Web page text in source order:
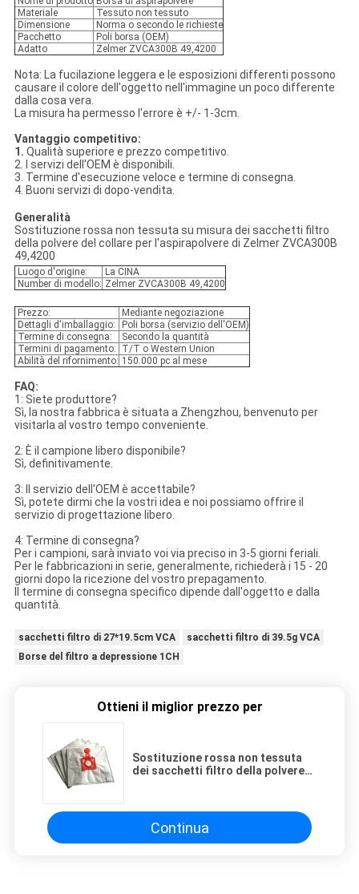
Materiale
Tessuto non tessuto
Dimensione
Norma o secondo le richieste
Pacchetto
Poli borsa (OEM)
Adatto
Zelmer ZVCA300B 49,4200
Nota: La fucilazione leggera e le esposizioni differenti possono
causare il colore dell'oggetto nell'immagine un poco differente
dalla cosa vera.
La misura ha permesso l'errore è +/- 1-3cm.
Vantaggio competitivo:
1. Qualità superiore e prezzo competitivo.
2. I servizi dell'OEM è disponibili.
3. Termine d'esecuzione veloce e termine di consegna.
4. Buoni servizi di dopo-vendita.
Generalità
Sostituzione rossa non tessuta su misura dei sacchetti filtro
della polvere del collare per l'aspirapolvere di Zelmer ZVCA300B
49,4200
Luogo d'origine:
La CINA
Number di modello: Zelmer ZVCA300B 49,4200
Prezzo:
Mediante negoziazione
Dettagli d'imballaggio:
Poli borsa (servizio dell'OEM)
Termine di consegna:
Secondo la quantità
Termini di pagamento:
T/T o Western Union
Abilità del rifornimento: 150.000 pc al mese
FAQ:
1: Siete produttore?
Sì, la nostra fabbrica è situata a Zhengzhou, benvenuto per
visitarla al vostro tempo conveniente.
2: È il campione libero disponibile?
Sì, definitivamente.
3: Il servizio dell'OEM è accettabile?
Sì, potete dirmi che la vostri idea e noi possiamo offrire il
servizio di progettazione libero.
4: Termine di consegna?
Per i campioni, sarà inviato voi via preciso in 3-5 giorni feriali.
Per le fabbricazioni in serie, generalmente, richiederà i 15 - 20
giorni dopo la ricezione del vostro prepagamento.
Il termine di consegna specifico dipende dall'oggetto e dalla
quantità.
sacchetti filtro di 27*19.5cm VCA
sacchetti filtro di 39.5g VCA
Borse del filtro a depressione 1CH
Ottieni il miglior prezzo per
Sostituzione rossa non tessuta
dei sacchetti filtro della polvere
Continua